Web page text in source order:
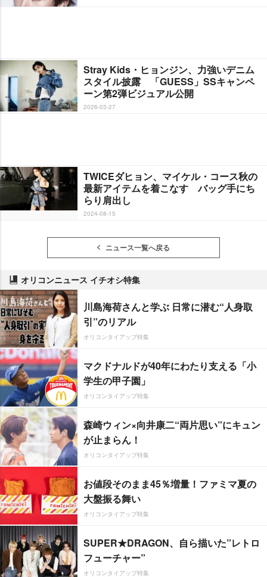
Stray Kids・ヒョンジン、力強いデニム
スタイル披露 「GUESS」SSキャンペ
ーン第2弾ビジュアル公開
2026-03-27
TWICEダヒョン、マイケル・コース秋の
最新アイテムを着こなす バッグ手にち
らり肩出し
2024-08-15
ニュース一覧へ戻る
オリコンニュース イチオシ特集
川島海荷さんと学ぶ 日常に潜む“人身取
引”のリアル
オリコンタイアップ特集
マクドナルドが40年にわたり支える「小
学生の甲子園」
オリコンタイアップ特集
森崎ウィン×向井康二“両片思い”にキュン
が止まらん！
オリコンタイアップ特集
お値段そのまま45％増量！ファミマ夏の
大盤振る舞い
オリコンタイアップ特集
SUPER★DRAGON、自ら描いた”レトロ
フューチャー”
オリコンタイアップ特集